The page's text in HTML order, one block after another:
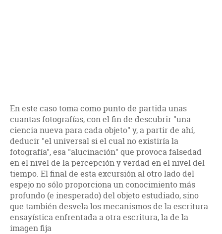
En este caso toma como punto de partida unas
cuantas fotografías, con el fin de descubrir "una
ciencia nueva para cada objeto" y, a partir de ahí,
deducir "el universal si el cual no existiría la
fotografía", esa "alucinación" que provoca falsedad
en el nivel de la percepción y verdad en el nivel del
tiempo. El final de esta excursión al otro lado del
espejo no sólo proporciona un conocimiento más
profundo (e inesperado) del objeto estudiado, sino
que también desvela los mecanismos de la escritura
ensayística enfrentada a otra escritura, la de la
imagen fija